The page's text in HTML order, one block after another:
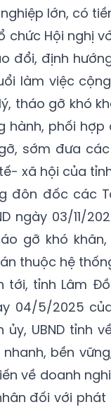
lớn, có
chức Hội nghị
đổi, định
làm việc
tháo gỡ khó
hành, phối
sớm đưa
xã hội của
đôn đốc các
ngày 03/11/
gỡ khó
thuộc hệ
tới, tỉnh Lâm
04/5/2025
ủy, UBND tỉnh
nhanh, bền
về doanh
đối với